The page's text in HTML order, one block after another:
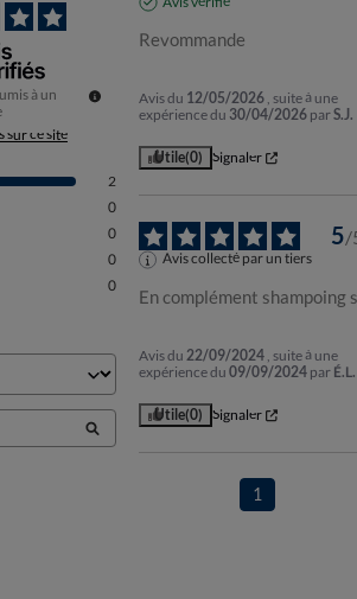
à un
sur ce site
2
0
0
0
0
Revommande
Avis du 12/05/2026 , suite à une
expérience du 30/04/2026 parS.J.
Utile(0) Signaler
5/
Avis collecté par un tiers
En complément shampoing
Avis du22/09/2024 , suite à une
expérience du09/09/2024 par É.L.
Utile(0) Signaler
1